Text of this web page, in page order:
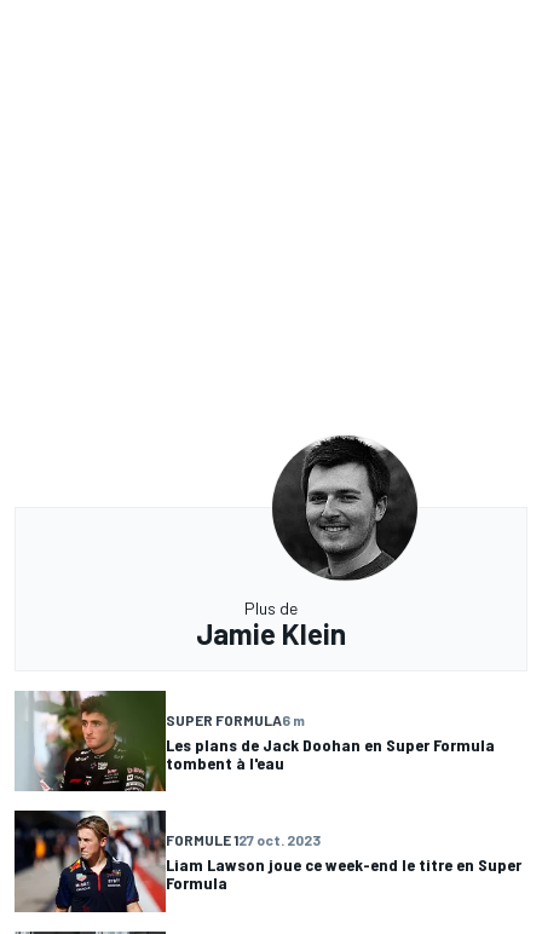
Plus de
Jamie Klein
SUPER FORMULA6 m
Les plans de Jack Doohan en Super Formula
tombent à l'eau
FORMULE 127 oct. 2023
Liam Lawson joue ce week-end le titre en Super
Formula